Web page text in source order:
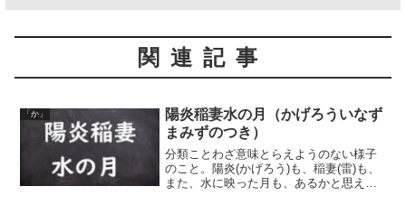
関連記事
「か」
陽炎稲妻水の月（かげろういなず
まみずのつき）
分類ことわざ意味とらえようのない様子
のこと。陽炎(かげろう)も、稲妻(雷)も、
また、水に映った月も、あるかと思えば